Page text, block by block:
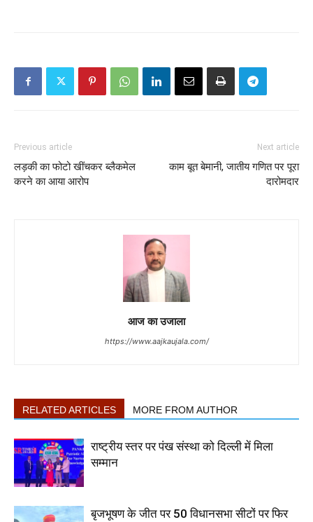
Previous article
लड़की का फोटो खींचकर ब्लैकमेल
करने का आया आरोप
Next article
काम बूत बेमानी, जातीय गणित पर पूरा
दारोमदार
आज का उजाला
https://www.aajkaujala.com/
RELATED ARTICLES MORE FROM AUTHOR
राष्ट्रीय स्तर पर पंख संस्था को दिल्ली में मिला
सम्मान
बृजभूषण के जीत पर 50 विधानसभा सीटों पर फिर